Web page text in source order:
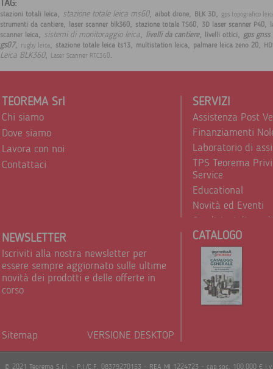
TAG:
stazioni totali leica, stazione totale leica ms60, aibot drone, BLK 3D, gps topografico
strumenti da cantiere, laser scanner blk360, stazione totale TS60, 3D laser scanner P40,
scanner leica, sistemi di monitoraggio leica, livelli da cantiere, livelli ottici, gps gnss
gs07, rugby leica, stazione totale leica ts13, multistation leica, palmare leica zeno 20,
Leica BLK360, Laser Scanner RTC360.
TEOREMA Srl
Chi siamo
Dove siamo
Lavora con noi
Contattaci
SERVIZI
Assistenza Post
Finanziamenti
Laboratorio di
TPS Teorema
Service
Educational
Novità ed Eventi
Condizioni di
Trattamento dei
NEWSLETTER
Iscriviti alla nostra newsletter per
essere sempre aggiornato sulle ultime
novità dei prodotti e delle offerte in
corso
Sitemap VERSIONE DESKTOP
CATALOGO
© 2021 Teorema S.r.l. - P.I./C.F. 08379270153 - REA MI 1224723 - cap.soc. 100.000 €